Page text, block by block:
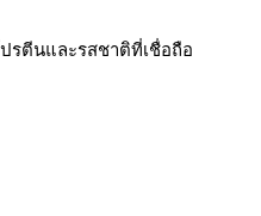
รตีนและรสชาติที่เชื่อถือ